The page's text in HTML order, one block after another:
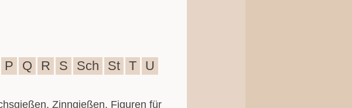
P Q R S Sch St T
U
Zinngießen. Figuren für